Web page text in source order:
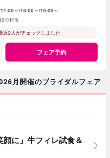
11:00～ 16:00～ 19:00～
分程度
近2人がチェックしました
フェア予約
月開催のブライダルフェア
顔に」牛フィレ試食＆